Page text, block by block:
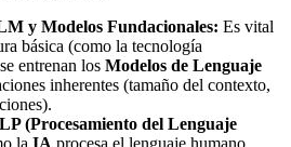
y Modelos Fundacionales: Es vital
básica (como la tecnología
entrenan los Modelos de Lenguaje
inherentes (tamaño del contexto,
(Procesamiento del Lenguaje
la IA procesa el lenguaje humano